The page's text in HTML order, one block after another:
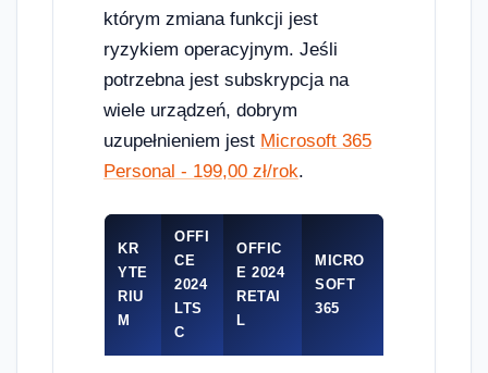
którym zmiana funkcji jest
ryzykiem operacyjnym. Jeśli
potrzebna jest subskrypcja na
wiele urządzeń, dobrym
uzupełnieniem jest Microsoft 365
Personal - 199,00 zł/rok.
KR
YTE
RIU
M
OFFI
CE
2024
LTS
C
OFFIC
E 2024
RETAI
L
MICRO
SOFT
365